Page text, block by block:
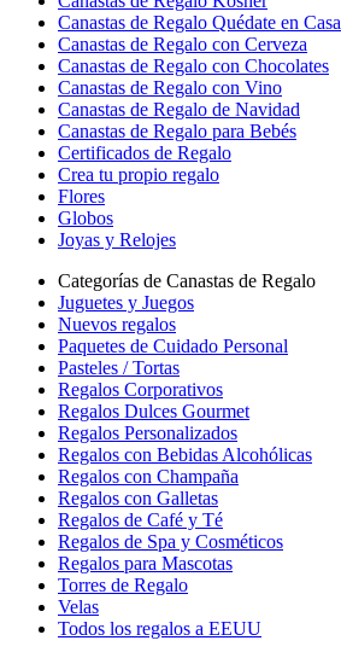
Canastas de Regalo Quédate en Casa
Canastas de Regalo con Cerveza
Canastas de Regalo con Chocolates
Canastas de Regalo con Vino
Canastas de Regalo de Navidad
Canastas de Regalo para Bebés
Certificados de Regalo
Crea tu propio regalo
Flores
Globos
Joyas y Relojes
Categorías de Canastas de Regalo
Juguetes y Juegos
Nuevos regalos
Paquetes de Cuidado Personal
Pasteles / Tortas
Regalos Corporativos
Regalos Dulces Gourmet
Regalos Personalizados
Regalos con Bebidas Alcohólicas
Regalos con Champaña
Regalos con Galletas
Regalos de Café y Té
Regalos de Spa y Cosméticos
Regalos para Mascotas
Torres de Regalo
Velas
Todos los regalos a EEUU